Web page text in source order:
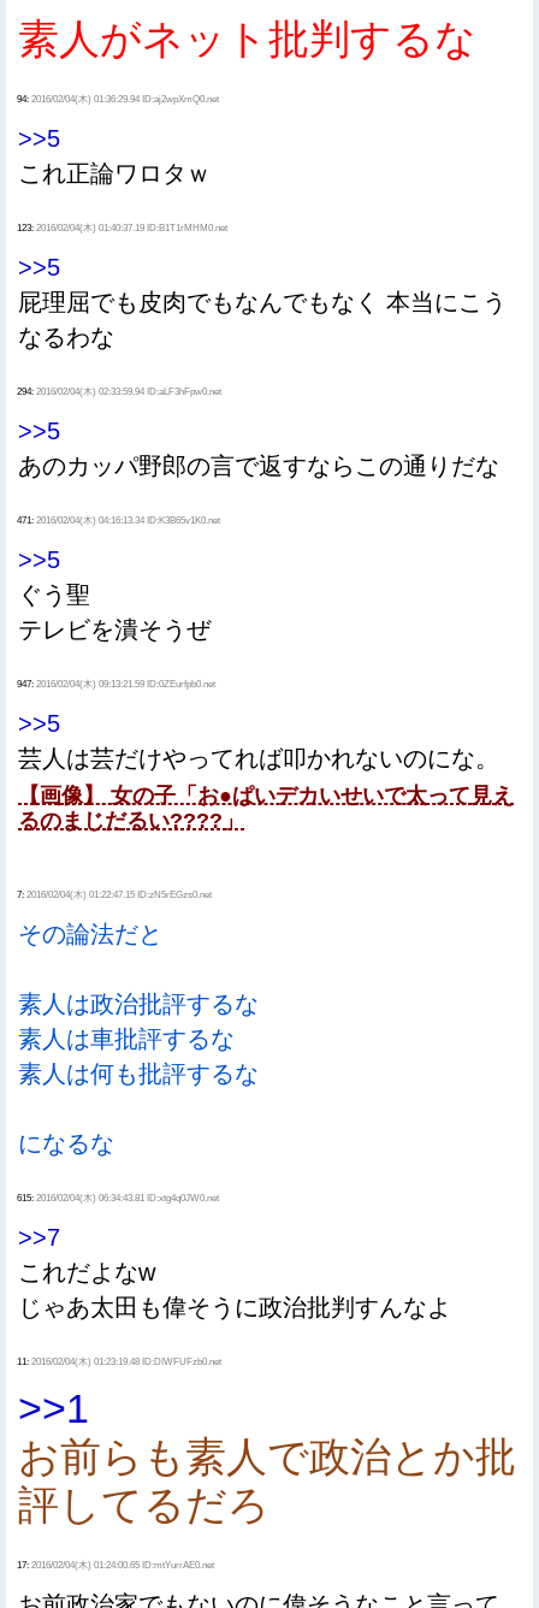
素人がネット批判するな
94: 2016/02/04(木) 01:36:29.94 ID:aj2wpXmQ0.net
>>5
これ正論ワロタｗ
123: 2016/02/04(木) 01:40:37.19 ID:B1T1rMHM0.net
>>5
屁理屈でも皮肉でもなんでもなく 本当にこう
なるわな
294: 2016/02/04(木) 02:33:59.94 ID:aLF3hFpw0.net
>>5
あのカッパ野郎の言で返すならこの通りだな
471: 2016/02/04(木) 04:16:13.34 ID:K3B65v1K0.net
>>5
ぐう聖
テレビを潰そうぜ
947: 2016/02/04(木) 09:13:21.59 ID:0ZEurfpb0.net
>>5
芸人は芸だけやってれば叩かれないのにな。
【画像】 女の子「お●ぱいデカいせいで太って見え
るのまじだるい????」
7: 2016/02/04(木) 01:22:47.15 ID:zN5rEGzs0.net
その論法だと
素人は政治批評するな
素人は車批評するな
素人は何も批評するな
になるな
615: 2016/02/04(木) 06:34:43.81 ID:xtg4q0JW0.net
>>7
これだよなw
じゃあ太田も偉そうに政治批判すんなよ
11: 2016/02/04(木) 01:23:19.48 ID:DIWFUFzb0.net
>>1
お前らも素人で政治とか批
評してるだろ
17: 2016/02/04(木) 01:24:00.65 ID:mtYurrAE0.net